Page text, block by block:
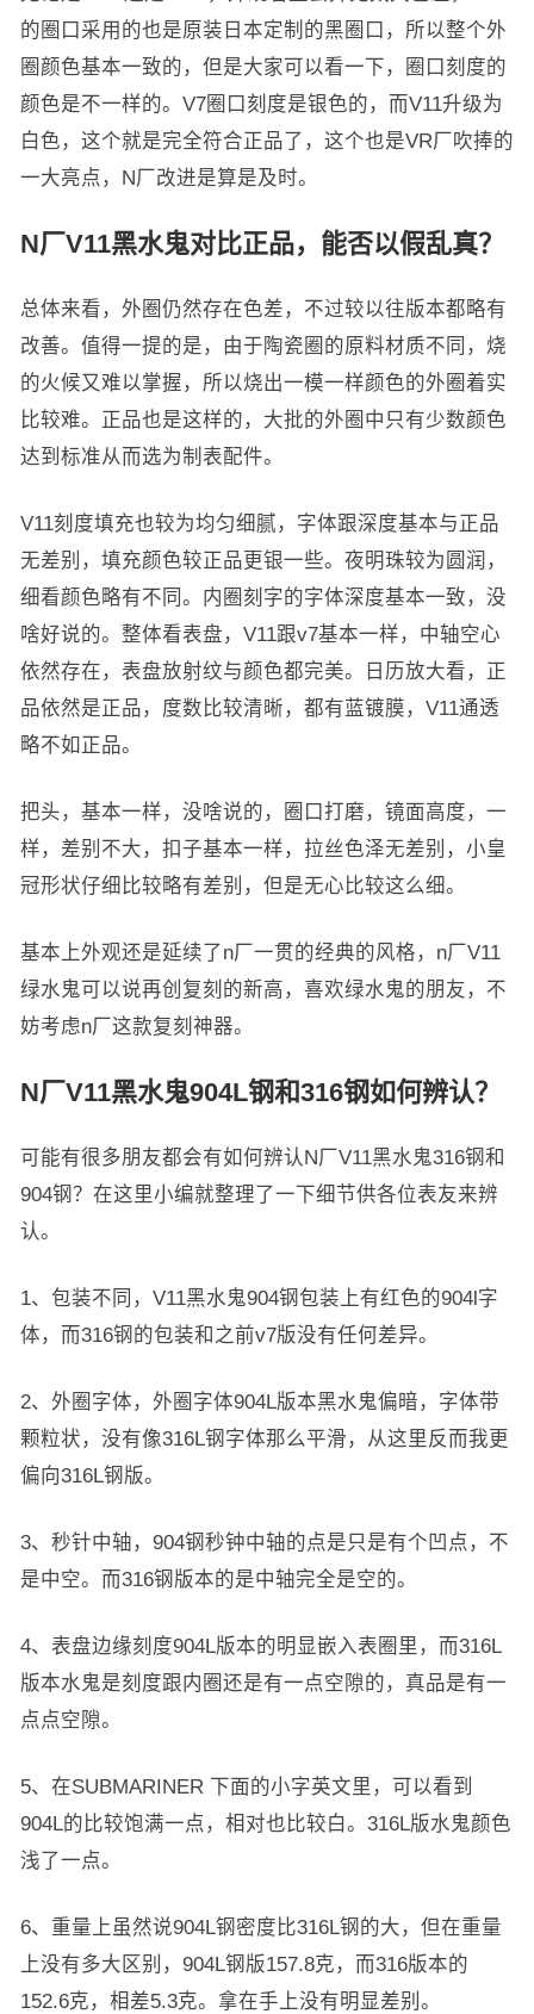
的圈口采用的也是原装日本定制的黑圈口，所以整个外
圈颜色基本一致的，但是大家可以看一下，圈口刻度的
颜色是不一样的。V7圈口刻度是银色的，而V11升级为
白色，这个就是完全符合正品了，这个也是VR厂吹捧的
一大亮点，N厂改进是算是及时。
N厂V11黑水鬼对比正品，能否以假乱真？
总体来看，外圈仍然存在色差，不过较以往版本都略有
改善。值得一提的是，由于陶瓷圈的原料材质不同，烧
的火候又难以掌握，所以烧出一模一样颜色的外圈着实
比较难。正品也是这样的，大批的外圈中只有少数颜色
达到标准从而选为制表配件。
V11刻度填充也较为均匀细腻，字体跟深度基本与正品
无差别，填充颜色较正品更银一些。夜明珠较为圆润，
细看颜色略有不同。内圈刻字的字体深度基本一致，没
啥好说的。整体看表盘，V11跟v7基本一样，中轴空心
依然存在，表盘放射纹与颜色都完美。日历放大看，正
品依然是正品，度数比较清晰，都有蓝镀膜，V11通透
略不如正品。
把头，基本一样，没啥说的，圈口打磨，镜面高度，一
样，差别不大，扣子基本一样，拉丝色泽无差别，小皇
冠形状仔细比较略有差别，但是无心比较这么细。
基本上外观还是延续了n厂一贯的经典的风格，n厂V11
绿水鬼可以说再创复刻的新高，喜欢绿水鬼的朋友，不
妨考虑n厂这款复刻神器。
N厂V11黑水鬼904L钢和316钢如何辨认？
可能有很多朋友都会有如何辨认N厂V11黑水鬼316钢和
904钢？在这里小编就整理了一下细节供各位表友来辨
认。
1、包装不同，V11黑水鬼904钢包装上有红色的904l字
体，而316钢的包装和之前v7版没有任何差异。
2、外圈字体，外圈字体904L版本黑水鬼偏暗，字体带
颗粒状，没有像316L钢字体那么平滑，从这里反而我更
偏向316L钢版。
3、秒针中轴，904钢秒钟中轴的点是只是有个凹点，不
是中空。而316钢版本的是中轴完全是空的。
4、表盘边缘刻度904L版本的明显嵌入表圈里，而316L
版本水鬼是刻度跟内圈还是有一点空隙的，真品是有一
点点空隙。
5、在SUBMARINER 下面的小字英文里，可以看到
904L的比较饱满一点，相对也比较白。316L版水鬼颜色
浅了一点。
6、重量上虽然说904L钢密度比316L钢的大，但在重量
上没有多大区别，904L钢版157.8克，而316版本的
152.6克，相差5.3克。拿在手上没有明显差别。